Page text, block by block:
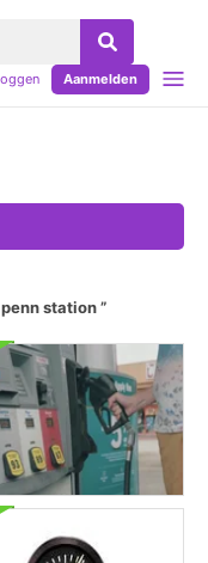
Aanmelden
penn station